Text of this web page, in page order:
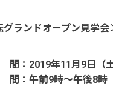
グランドオープン見学会
：2019年11月9日（土
：午前9時～午後8時